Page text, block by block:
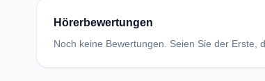
Hörerbewertungen
Noch keine Bewertungen. Seien Sie der Erste,